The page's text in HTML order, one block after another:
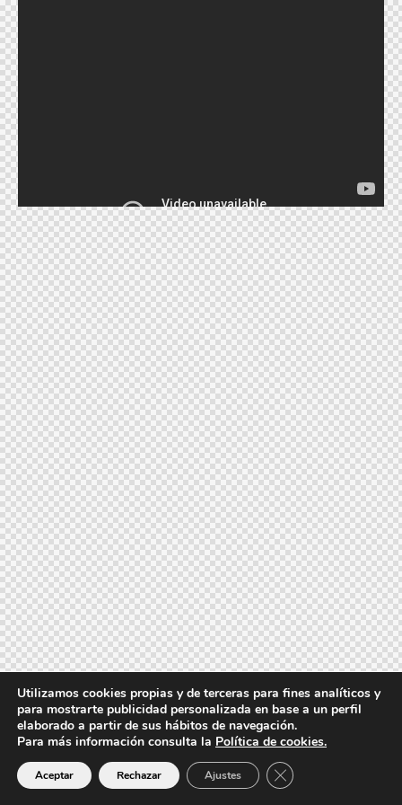
Utilizamos cookies propias y de terceras para fines analíticos y
para mostrarte publicidad personalizada en base a un perfil
elaborado a partir de sus hábitos de navegación.
Para más información consulta la Política de cookies.
Aceptar Rechazar Ajustes Cerrar el banner de